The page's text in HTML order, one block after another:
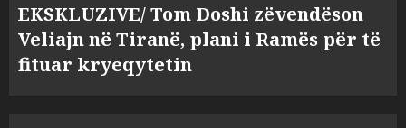
EKSKLUZIVE/ Tom Doshi zëvendëson
Veliajn në Tiranë, plani i Ramës për të
fituar kryeqytetin